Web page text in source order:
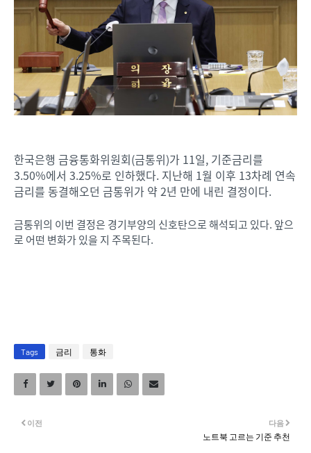
한국은행 금융통화위원회(금통위)가 11일, 기준금리를
3.50%에서 3.25%로 인하했다. 지난해 1월 이후 13차례 연속
금리를 동결해오던 금통위가 약 2년 만에 내린 결정이다.
금통위의 이번 결정은 경기부양의 신호탄으로 해석되고 있다. 앞으
로 어떤 변화가 있을 지 주목된다.
Tags 금리 통화
다음
노트북 고르는 기준 추천
이전